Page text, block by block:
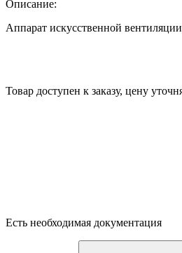
Описание:
Аппарат искусственной
Товар доступен к заказу, цену
Есть необходимая документация